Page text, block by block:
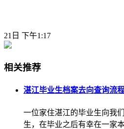
21日 下午1:17
相关推荐
湛江毕业生档案去向查询流程
一位家住湛江的毕业生向我
生，在毕业之后有幸在一家